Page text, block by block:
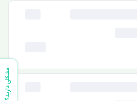
مشکلی دارید؟